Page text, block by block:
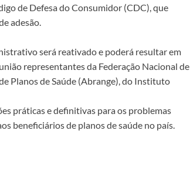
de Defesa do Consumidor (CDC), que
adesão.
será reativado e poderá resultar em
representantes da Federação Nacional de
Planos de Saúde (Abrange), do Instituto
práticas e definitivas para os problemas
beneficiários de planos de saúde no país.